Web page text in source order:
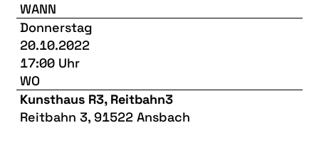
NATUR & STRUKTUR
ÜBER UNS
DER VEREIN
KUNSTHAUS R3
SPECKDRUMM HALLE
WANN
Donnerstag
20.10.2022
17:00 Uhr
WO
Kunsthaus R3, Reitbahn3
Reitbahn 3, 91522 Ansbach